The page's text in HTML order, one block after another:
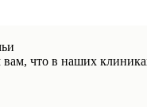
что в наших